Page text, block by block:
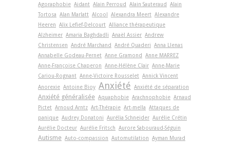
Agoraphobie Aidant Alain Perroud Alain Sauteraud Alain
Tortosa Alan Marlatt Alcool Alexandra Meert Alexandre
Heeren Alix Lefief-Delcourt Alliance thérapeutique
Alzheimer Amaria Baghdadli Anaël Assier Andrew
Christensen André Marchand André Quaderi Anna Llenas
Annabelle Godeau-Pernet Anne Gramond Anne MARREZ
Anne-Françoise Chaperon Anne-Hélène Clair Anne-Marie
Cariou-Rognant Anne-Victoire Rousselet Annick Vincent
Anorexie Antoine Bioy Anxiété Anxiété de séparation
Anxiété généralisée Aquaphobie Arachnophobie Arnaud
Pictet Arnoud Arntz Art-Thérapie Art-­mella Attaques de
panique Audrey Donatoni Aurélia Schneider Aurélie Crétin
Aurélie Docteur Aurélie Fritsch Aurore Sabouraud-Séguin
Autisme Auto-compassion Automutilation Ayman Murad